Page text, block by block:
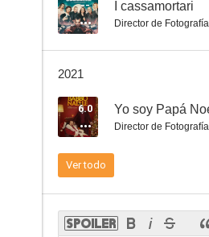
--
-- I cassamortari
Director de Fotografía
2021
6.0 Yo soy Papá
Director de Fotografía
Ver todo